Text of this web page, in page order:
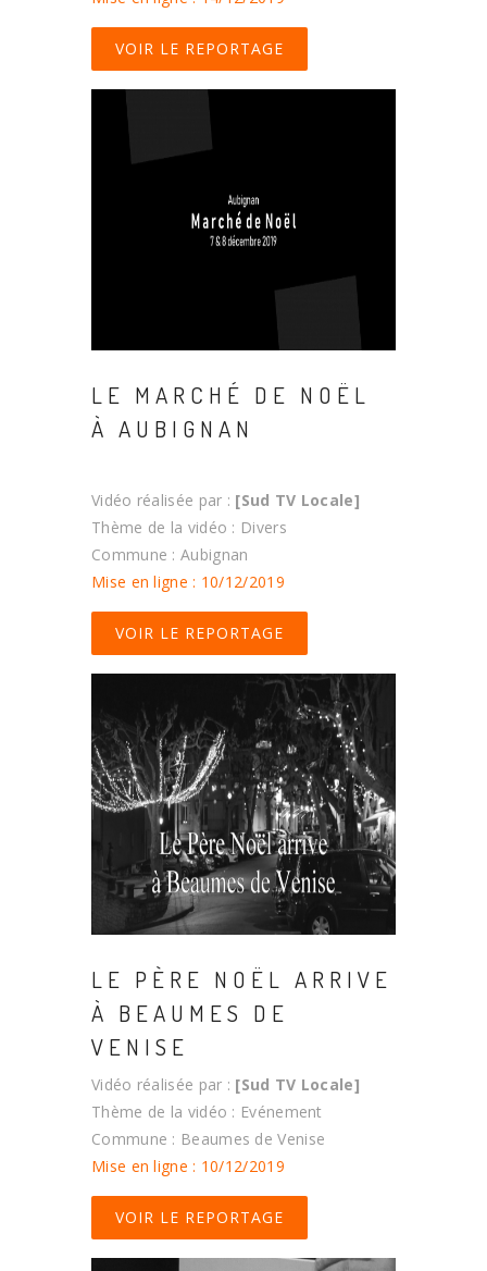
VOIR LE REPORTAGE
LE MARCHÉ DE NOËL
À AUBIGNAN
Vidéo réalisée par : [Sud TV Locale]
Thème de la vidéo : Divers
Commune : Aubignan
Mise en ligne : 10/12/2019
VOIR LE REPORTAGE
LE PÈRE NOËL ARRIVE
À BEAUMES DE
VENISE
Vidéo réalisée par : [Sud TV Locale]
Thème de la vidéo : Evénement
Commune : Beaumes de Venise
Mise en ligne : 10/12/2019
VOIR LE REPORTAGE